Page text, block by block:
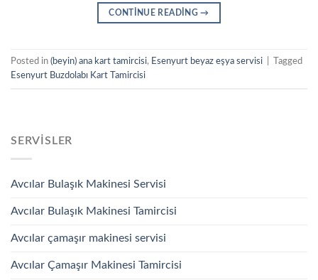
CONTINUE READING→
Posted in (beyin) ana kart tamircisi, Esenyurt beyaz eşya servisi
Tagged
Esenyurt Buzdolabı Kart Tamircisi
SERVISLER
Avcılar Bulaşık Makinesi Servisi
Avcılar Bulaşık Makinesi Tamircisi
Avcılar çamaşır makinesi servisi
Avcılar Çamaşır Makinesi Tamircisi